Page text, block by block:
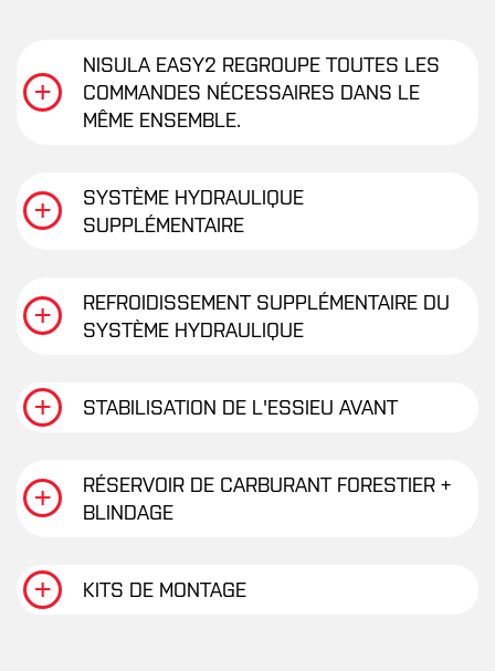
NISULA EASY2 REGROUPE TOUTES LES
COMMANDES NÉCESSAIRES DANS LE
MÊME ENSEMBLE.
SYSTÈME HYDRAULIQUE
SUPPLÉMENTAIRE
REFROIDISSEMENT SUPPLÉMENTAIRE DU
SYSTÈME HYDRAULIQUE
STABILISATION DE L'ESSIEU AVANT
RÉSERVOIR DE CARBURANT FORESTIER +
BLINDAGE
KITS DE MONTAGE